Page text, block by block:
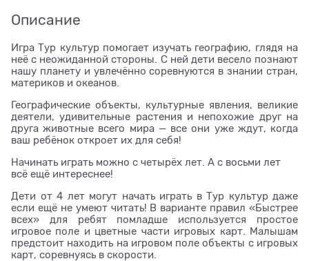
Описание
Игра Тур культур помогает изучать географию, глядя на
неё с неожиданной стороны. С ней дети весело познают
нашу планету и увлечённо соревнуются в знании стран,
материков и океанов.
Географические объекты, культурные явления, великие
деятели, удивительные растения и непохожие друг на
друга животные всего мира — все они уже ждут, когда
ваш ребёнок откроет их для себя!
Начинать играть можно с четырёх лет. А с восьми лет
всё ещё интереснее!
Дети от 4 лет могут начать играть в Тур культур даже
если ещё не умеют читать! В варианте правил «Быстрее
всех» для ребят помладше используется простое
игровое поле и цветные части игровых карт. Малышам
предстоит находить на игровом поле объекты с игровых
карт, соревнуясь в скорости.